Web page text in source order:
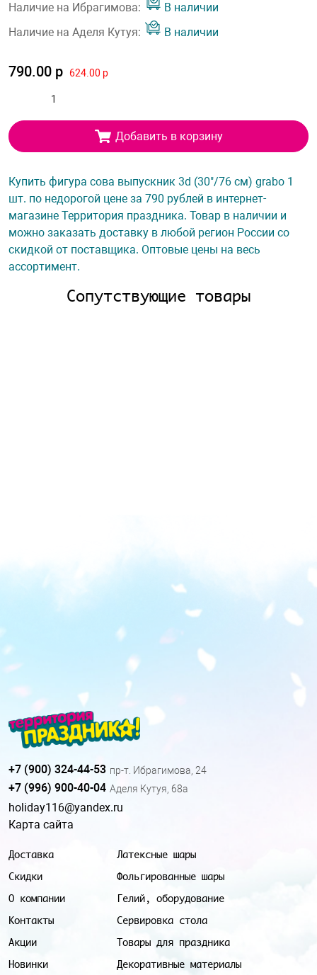
Наличие на Ибрагимова:
В наличии
Наличие на Аделя Кутуя:
В наличии
790.00 р 624.00 р
Добавить в корзину
Купить фигура сова выпускник 3d (30"/76 см) grabo 1
шт. по недорогой цене за 790 рублей в интернет-
магазине Территория праздника. Товар в наличии и
можно заказать доставку в любой регион России со
скидкой от поставщика. Оптовые цены на весь
ассортимент.
Сопутствующие товары
Доставка
Скидки
О компании
Контакты
Акции
Новинки
Латексные шары
Фольгированные шары
Гелий, оборудование
Сервировка стола
Товары для праздника
Декоративные материалы
+7 (900) 324-44-53 пр-т. Ибрагимова, 24
+7 (996) 900-40-04 Аделя Кутуя, 68а
holiday116@yandex.ru
Карта сайта